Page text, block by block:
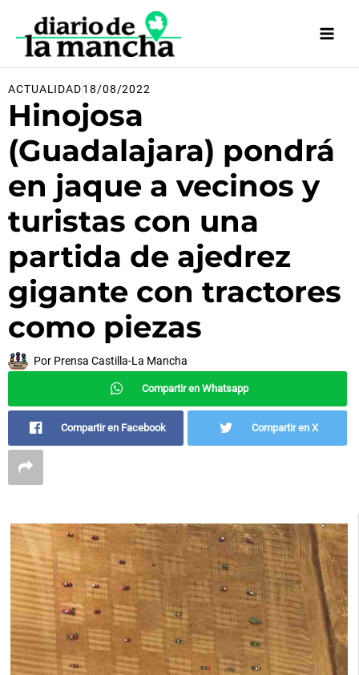
contenido
ACTUALIDAD18/08/2022
Hinojosa
(Guadalajara) pondrá
en jaque a vecinos y
turistas con una
partida de ajedrez
gigante con tractores
como piezas
Por Prensa Castilla-La Mancha
Compartir en Whatsapp
Compartir en Facebook Compartir en X